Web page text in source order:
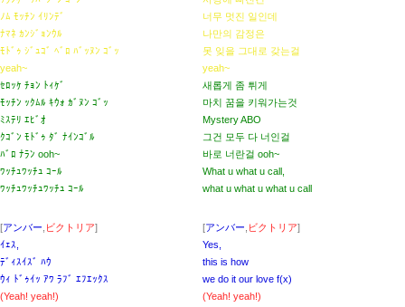
ﾉﾑ ﾓｯﾁﾝ ｲﾘﾝﾃﾞ
ﾅﾏﾈ ｶﾝｼﾞｮﾝｳﾙ
ﾓﾄﾞｩ ｼﾞｭｺﾞ ﾍﾞﾛ ﾊﾞｯﾇﾝ ｺﾞｯ
yeah~
ｾﾛｯｹ ﾁｮﾝ ﾄｨｹﾞ
ﾓｯﾁﾝ ｯｸﾑﾙ ｷｳｫ ｶﾞﾇﾝ ｺﾞｯ
ﾐｽﾃﾘ ｴﾋﾞｵ
ｸｺﾞﾝ ﾓﾄﾞｩ ﾀﾞ ﾅｲﾝｺﾞﾙ
ﾊﾞﾛ ﾅﾗﾝ ooh~
ﾜｯﾁｭﾜｯﾁｭ ｺｰﾙ
ﾜｯﾁｭﾜｯﾁｭﾜｯﾁｭ ｺｰﾙ
[アンバー ビクトリア]
ｲｪｽ,
ﾃﾞｨｽｲｽﾞ ﾊｳ
ｳｨ ﾄﾞｩｲｯ ｱﾜ ﾗﾌﾞ ｴﾌｴｯｸｽ
(Yeah! yeah!)
너무 멋진 일인데
나만의 감정은
못 잊을 그대로 갖는걸
yeah~
새롭게 좀 튀게
마치 꿈을 키워가는것
Mystery ABO
그건 모두 다 너인걸
바로 너란걸 ooh~
What u what u call,
what u what u what u call
[アンバー ビクトリア]
Yes,
this is how
we do it our love f(x)
(Yeah! yeah!)